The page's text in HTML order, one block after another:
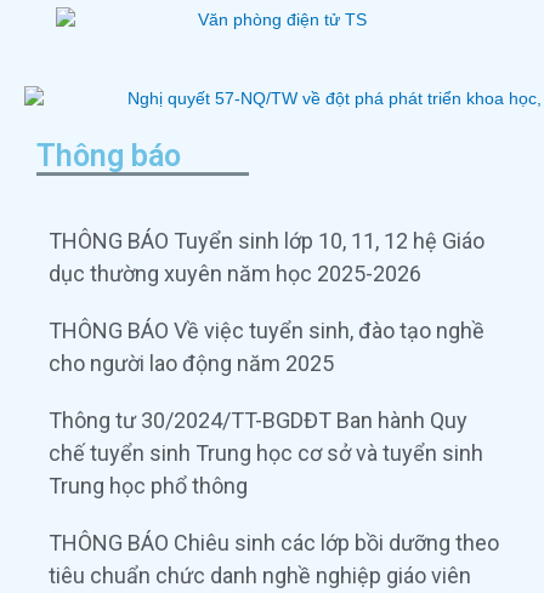
Thông báo
THÔNG BÁO Tuyển sinh lớp 10, 11, 12 hệ Giáo
dục thường xuyên năm học 2025-2026
THÔNG BÁO Về việc tuyển sinh, đào tạo nghề
cho người lao động năm 2025
Thông tư 30/2024/TT-BGDĐT Ban hành Quy
chế tuyển sinh Trung học cơ sở và tuyển sinh
Trung học phổ thông
THÔNG BÁO Chiêu sinh các lớp bồi dưỡng theo
tiêu chuẩn chức danh nghề nghiệp giáo viên